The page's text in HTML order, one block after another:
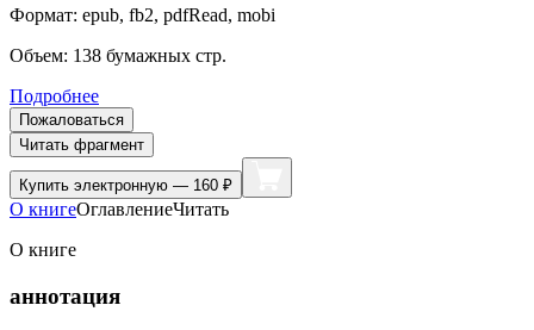
Формат: epub, fb2, pdfRead, mobi
Объем: 138 бумажных стр.
Подробнее
Пожаловаться
Читать фрагмент
Купить электронную — 160 ₽
О книгеОглавлениеЧитать
О книге
аннотация